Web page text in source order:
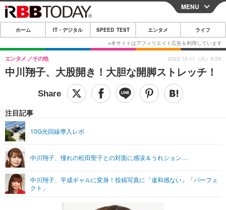
CLOSE
ホーム
IT・デジタル
IT・デジタルTOP スマートフォン
ネタ ガジェット・ツール
SPEED TEST
エンタメ
音楽 スポーツ
グラビア ブログ
ライフ
ペット ショッピング
その他
リリース一覧
プッシュ通知の停止方法
MENU
ホーム IT・デジタル SPEED TEST エンタメ ライフ
中川翔子、大股開き！大胆な開脚ストレッチ！
エンタメ その他
注目記事
10G光回線導入レポ
中川翔子、憧れの松田聖子との対面に感涙＆うれション…
中川翔子、平成ギャルに変身！投稿写真に「違和感ない」「パーフェ
クト」
2022.10.11（火）9:29